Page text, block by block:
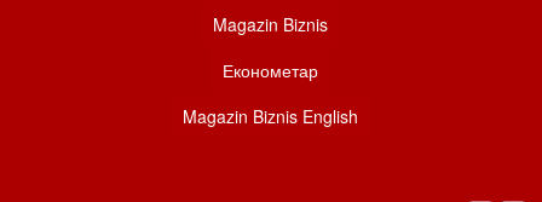
Magazin Biznis
Економетар
Magazin Biznis English